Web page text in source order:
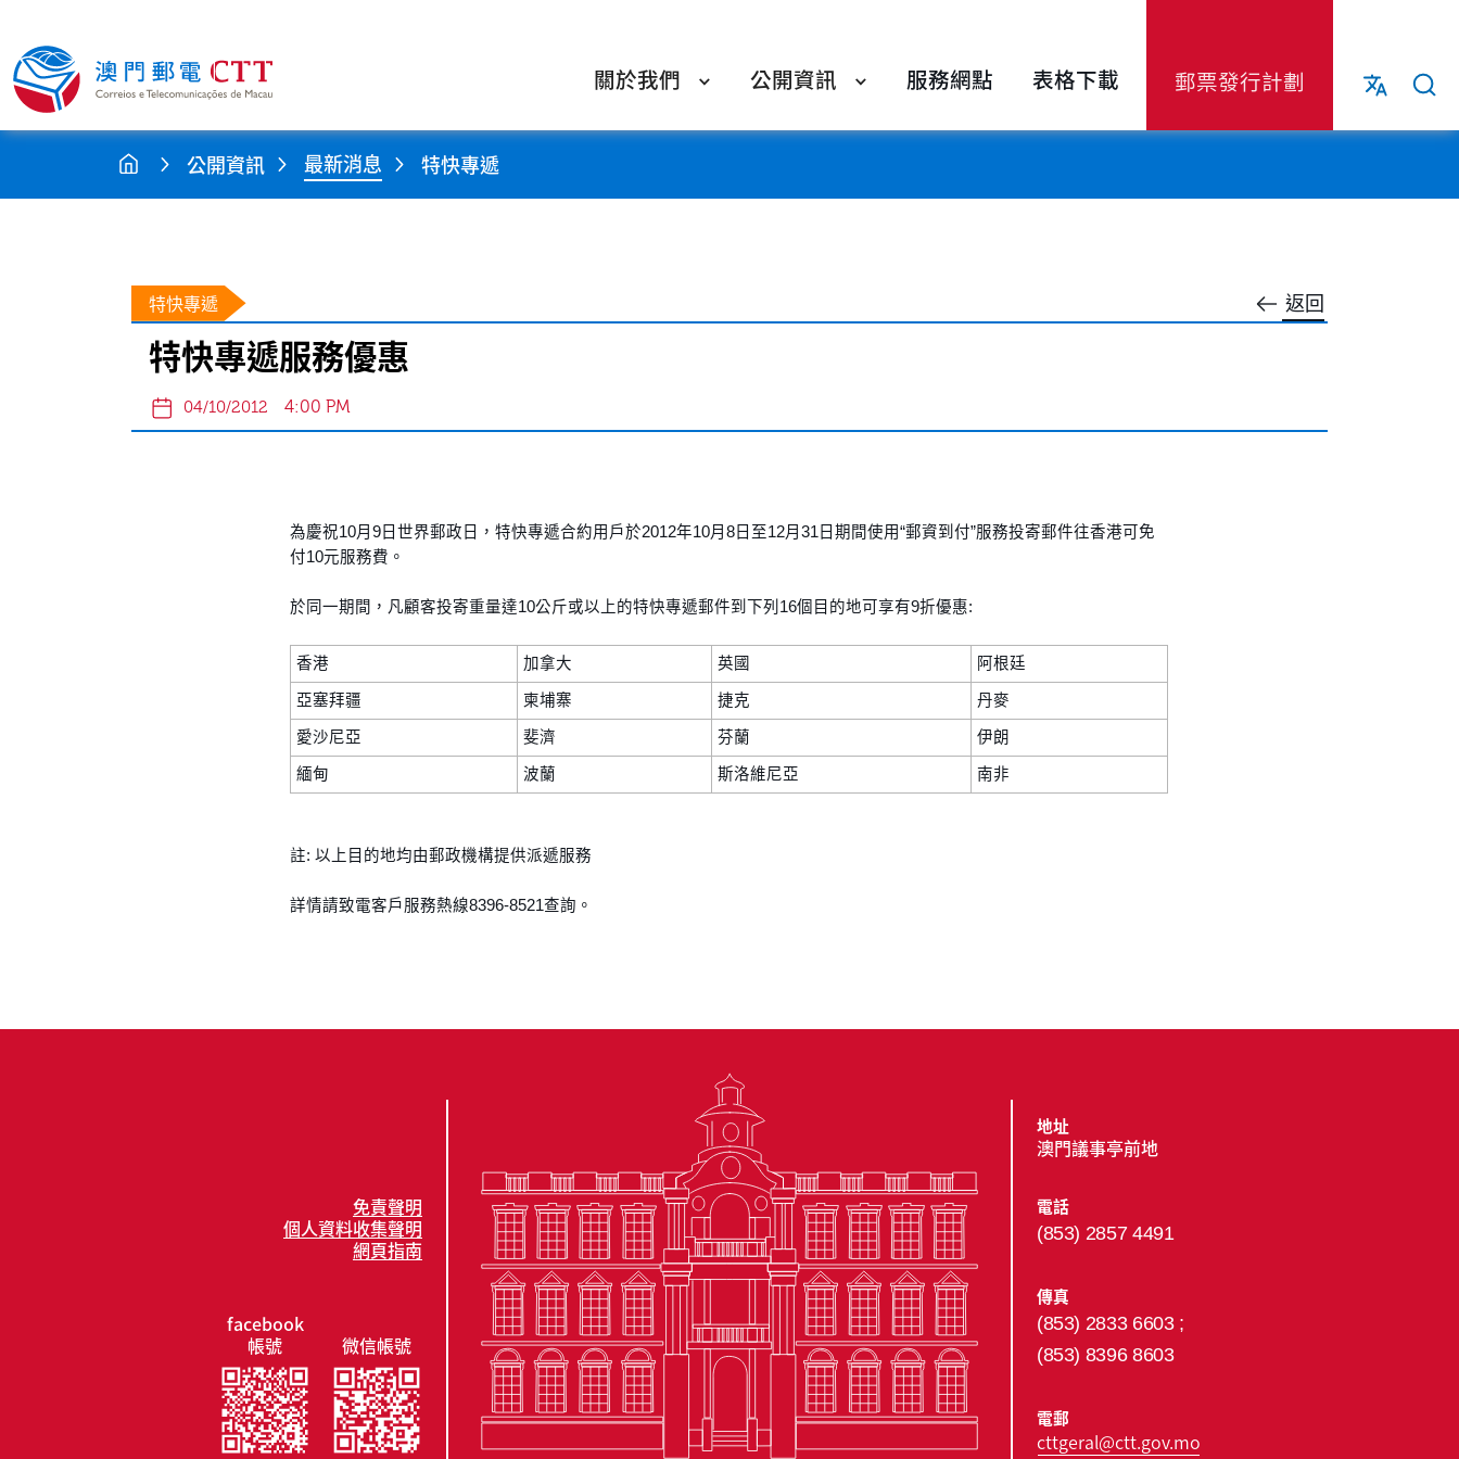
關於我們 公開資訊 服務網點 表格下載 郵票發行計劃
公開資訊 最新消息 特快專遞
返回
特快專遞
特快專遞服務優惠
04/10/2012 4:00 PM
為慶祝10月9日世界郵政日，特快專遞合約用戶於2012年10月8日至12月31日期間使用“郵資到付”服務投寄郵件往香港可免
付10元服務費。
於同一期間，凡顧客投寄重量達10公斤或以上的特快專遞郵件到下列16個目的地可享有9折優惠:
香港 加拿大 英國 阿根廷
亞塞拜疆 柬埔寨 捷克 丹麥
愛沙尼亞 斐濟 芬蘭 伊朗
緬甸 波蘭 斯洛維尼亞 南非
註: 以上目的地均由郵政機構提供派遞服務
詳情請致電客戶服務熱線8396-8521查詢。
免責聲明
個人資料收集聲明
網頁指南
facebook
帳號
微信帳號
地址
澳門議事亭前地
電話
(853) 2857 4491
傳真
(853) 2833 6603 ;
(853) 8396 8603
電郵
cttgeral@ctt.gov.mo